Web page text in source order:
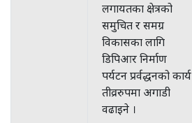
लगायतका क्षेत्रको
समुचित र समग्र
विकासका लागि
डिपिआर निर्माण
पर्यटन प्रर्वद्धनको कार्य
तीव्ररुपमा अगाडी
वढाइने ।